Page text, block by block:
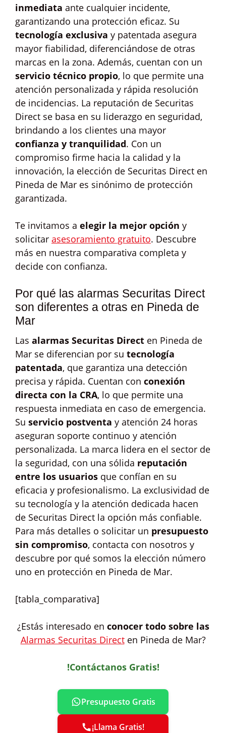
inmediata ante cualquier incidente,
garantizando una protección eficaz. Su
tecnología exclusiva y patentada asegura
mayor fiabilidad, diferenciándose de otras
marcas en la zona. Además, cuentan con un
servicio técnico propio, lo que permite una
atención personalizada y rápida resolución
de incidencias. La reputación de Securitas
Direct se basa en su liderazgo en seguridad,
brindando a los clientes una mayor
confianza y tranquilidad. Con un
compromiso firme hacia la calidad y la
innovación, la elección de Securitas Direct en
Pineda de Mar es sinónimo de protección
garantizada.
Te invitamos a elegir la mejor opción y
solicitar asesoramiento gratuito. Descubre
más en nuestra comparativa completa y
decide con confianza.
Por qué las alarmas Securitas Direct
son diferentes a otras en Pineda de
Mar
Las alarmas Securitas Direct en Pineda de
Mar se diferencian por su tecnología
patentada, que garantiza una detección
precisa y rápida. Cuentan con conexión
directa con la CRA, lo que permite una
respuesta inmediata en caso de emergencia.
Su servicio postventa y atención 24 horas
aseguran soporte continuo y atención
personalizada. La marca lidera en el sector de
la seguridad, con una sólida reputación
entre los usuarios que confían en su
eficacia y profesionalismo. La exclusividad de
su tecnología y la atención dedicada hacen
de Securitas Direct la opción más confiable.
Para más detalles o solicitar un presupuesto
sin compromiso, contacta con nosotros y
descubre por qué somos la elección número
uno en protección en Pineda de Mar.
[tabla_comparativa]
¿Estás interesado en conocer todo sobre las
Alarmas Securitas Directen Pineda de Mar?
!Contáctanos Gratis!
Presupuesto Gratis
¡Llama Gratis!